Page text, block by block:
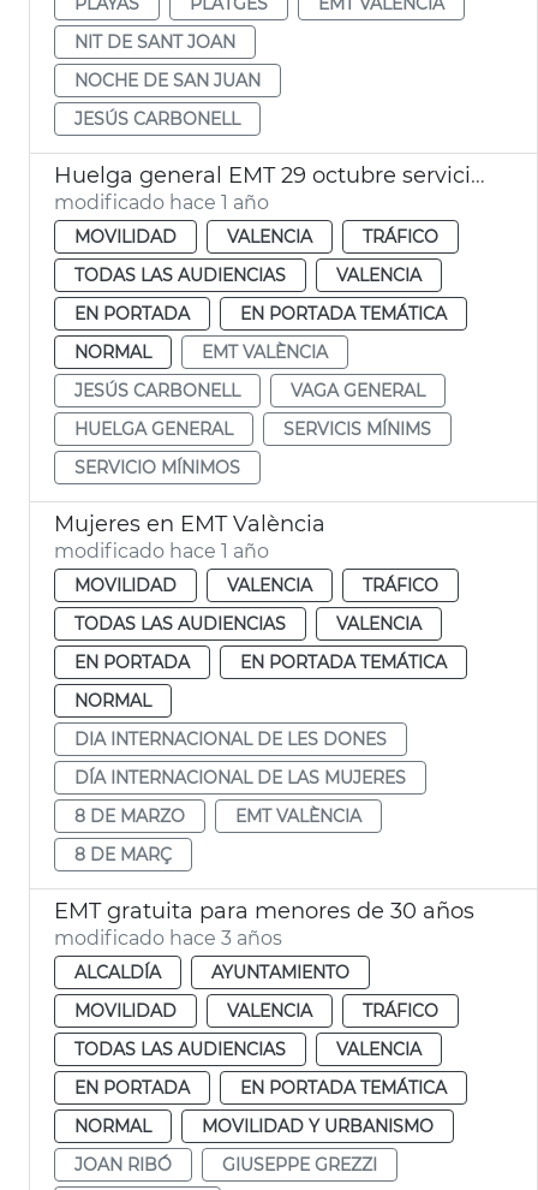
NIT DE SANT JOAN
NOCHE DE SAN JUAN
JESÚS CARBONELL
Huelga general EMT 29 octubre servicios mínimos
modificado hace 1 año
MOVILIDAD VALENCIA
TRÁFICO
TODAS LAS AUDIENCIAS
VALENCIA
EN PORTADA
EN PORTADA TEMÁTICA
NORMAL
EMT VALÈNCIA
JESÚS CARBONELL
VAGA GENERAL
HUELGA GENERAL
SERVICIS MÍNIMS
SERVICIO MÍNIMOS
Mujeres en EMT València
modificado hace 1 año
MOVILIDAD VALENCIA
TRÁFICO
TODAS LAS AUDIENCIAS
VALENCIA
EN PORTADA
EN PORTADA TEMÁTICA
NORMAL
DIA INTERNACIONAL DE LES DONES
DÍA INTERNACIONAL DE LAS MUJERES
8 DE MARZO
EMT VALÈNCIA
8 DE MARÇ
EMT gratuita para menores de 30 años
modificado hace 3 años
ALCALDÍA
AYUNTAMIENTO
MOVILIDAD
VALENCIA
TRÁFICO
TODAS LAS AUDIENCIAS
VALENCIA
EN PORTADA
EN PORTADA TEMÁTICA
NORMAL
MOVILIDAD Y URBANISMO
JOAN RIBÓ
GIUSEPPE GREZZI